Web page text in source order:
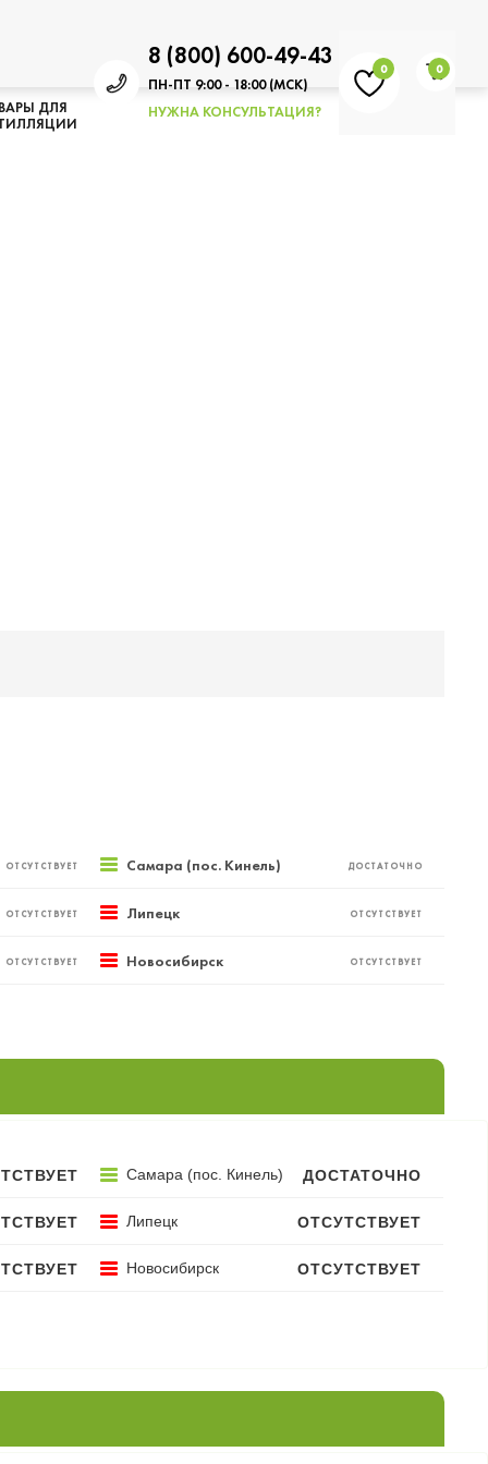
ДЛЯ
8 (800) 600-49-43
ПН-ПТ 9:00 - 18:00 (МСК)
НУЖНА КОНСУЛЬТАЦИЯ?
0 0
ОТСУТСТВУЕТ Самара (пос. Кинель) ДОСТАТОЧНО
ОТСУТСТВУЕТ Липецк ОТСУТСТВУЕТ
ОТСУТСТВУЕТ Новосибирск ОТСУТСТВУЕТ
Самара (пос. Кинель) ДОСТАТОЧНО
Липецк ОТСУТСТВУЕТ
Новосибирск ОТСУТСТВУЕТ